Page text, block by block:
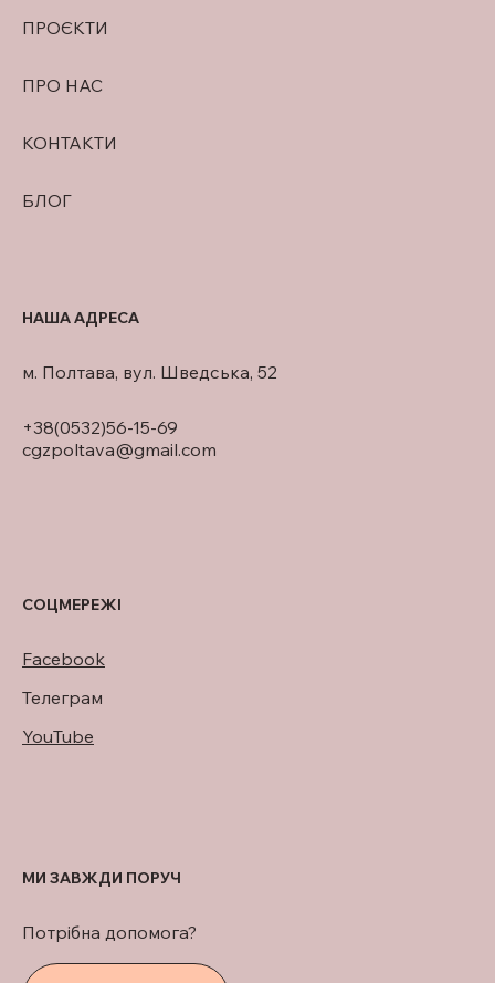
ПРОЄКТИ
ПРО НАС
КОНТАКТИ
БЛОГ
+38(0532)56-15-69
cgzpoltava@gmail.com
м. Полтава, вул. Шведська, 52
НАША АДРЕСА
СОЦМЕРЕЖІ
Facebook
Телеграм
YouTube
Потрібна допомога?
МИ ЗАВЖДИ ПОРУЧ